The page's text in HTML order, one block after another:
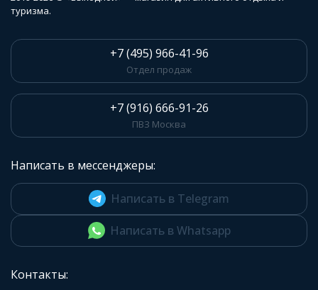
туризма.
+7 (495) 966-41-96
Отдел продаж
+7 (916) 666-91-26
ПВЗ Москва
Написать в мессенджеры:
Написать в Telegram
Написать в Whatsapp
Контакты: